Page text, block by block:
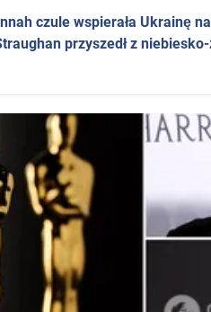
czule wspierała Ukrainę
przyszedł z